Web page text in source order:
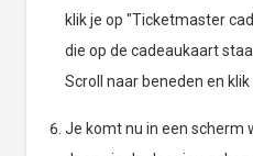
klik je op "Ticketmaster
die op de cadeaukaart
Scroll naar beneden en klik
Je komt nu in een scherm